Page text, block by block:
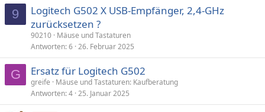
9
Logitech G502 X USB-Empfänger, 2,4-GHz
zurücksetzen ?
90210 Mäuse und Tastaturen
Antworten 6 26. Februar 2025
G Ersatz für Logitech G502
greife
Mäuse und Tastaturen: Kaufberatung
Antworten 4 25. Januar 2025